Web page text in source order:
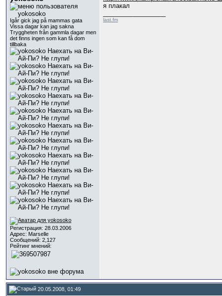
Igår gick jag på mammas gata
Vissa dagar kan jag sakna
Tryggheten från gammla dagar men
det finns ingen som kan få dom
tillbaka
Регистрация: 28.03.2006
Адрес: Marselle
Сообщений: 2,127
Рейтинг мнений:
я плакал
last.fm
20.05.2008, 01:49